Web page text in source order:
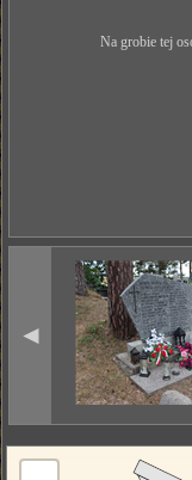
Na grobie tej
◄